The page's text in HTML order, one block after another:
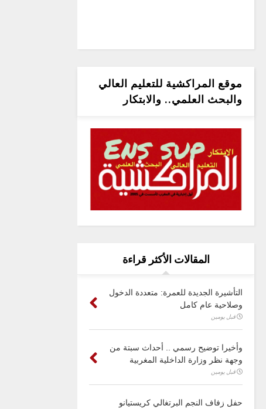
موقع المراكشية للتعليم العالي
والبحث العلمي.. والابتكار
المقالات الأكثر قراءة
التأشيرة الجديدة للعمرة: متعددة الدخول
وصلاحية عام كامل
قبل يومين
وأخيرا توضيح رسمي .. أحداث سبتة من
وجهة نظر وزارة الداخلية المغربية
قبل يومين
حفل زفاف النجم البرتغالي كريستيانو